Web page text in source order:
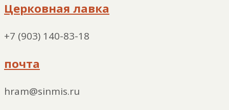
Церковная лавка
+7 (903) 140-83-18
почта
hram@sinmis.ru